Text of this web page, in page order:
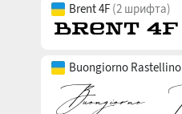
Brent 4F (2 шрифта)
Buongiorno Rastellino